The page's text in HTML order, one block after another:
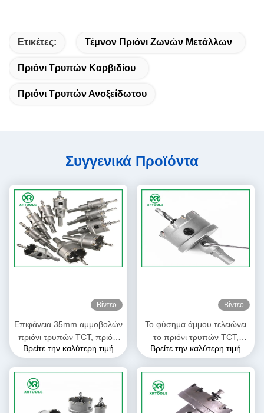
Ετικέτες: Τέμνον Πριόνι Ζωνών Μετάλλων
Πριόνι Τρυπών Καρβιδίου
Πριόνι Τρυπών Ανοξείδωτου
Συγγενικά Προϊόντα
Βίντεο
Επιφάνεια 35mm αμμοβολών
πριόνι τρυπών TCT, πριόνι
τρυπών καρβιδίου για την
Βρείτε την καλύτερη τιμή
Βίντεο
Το φύσημα άμμου τελειώνει
το πριόνι τρυπών TCT,
τέμνον πριόνι ζωνών
βολφραμίου
Βρείτε την καλύτερη τιμή